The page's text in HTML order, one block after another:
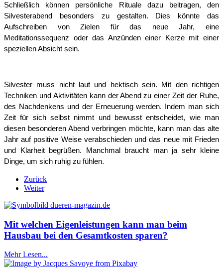
Schließlich können persönliche Rituale dazu beitragen, den
Silvesterabend besonders zu gestalten. Dies könnte das
Aufschreiben von Zielen für das neue Jahr, eine
Meditationssequenz oder das Anzünden einer Kerze mit einer
speziellen Absicht sein.
Silvester muss nicht laut und hektisch sein. Mit den richtigen
Techniken und Aktivitäten kann der Abend zu einer Zeit der Ruhe,
des Nachdenkens und der Erneuerung werden. Indem man sich
Zeit für sich selbst nimmt und bewusst entscheidet, wie man
diesen besonderen Abend verbringen möchte, kann man das alte
Jahr auf positive Weise verabschieden und das neue mit Frieden
und Klarheit begrüßen. Manchmal braucht man ja sehr kleine
Dinge, um sich ruhig zu fühlen.
Zurück
Weiter
Mit welchen Eigenleistungen kann man beim
Hausbau bei den Gesamtkosten sparen?
Mehr Lesen...